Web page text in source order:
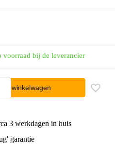
voorraad bij de leverancier
In winkelwagen
3 werkdagen in huis
garantie